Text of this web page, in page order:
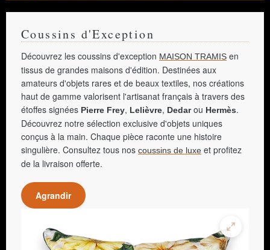
Coussins d'Exception
Découvrez les coussins d'exception MAISON TRAMIS en
tissus de grandes maisons d'édition. Destinées aux
amateurs d'objets rares et de beaux textiles, nos créations
haut de gamme valorisent l'artisanat français à travers des
étoffes signées Pierre Frey, Lelièvre, Dedarou Hermès.
Découvrez notre sélection exclusive d'objets uniques
conçus à la main. Chaque pièce raconte une histoire
singulière. Consultez tous nos coussins de luxe et profitez
de la livraison offerte.
Agrandir